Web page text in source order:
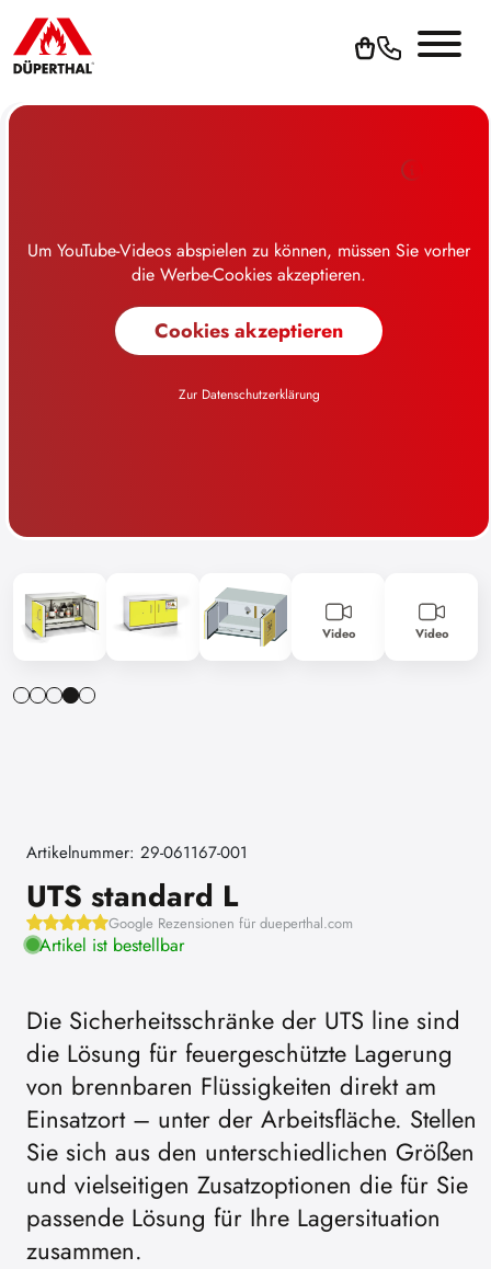
Video Video
Artikelnummer: 29-061167-001
UTS standard L
Google Rezensionen für dueperthal.com
Artikel ist bestellbar
Die Sicherheitsschränke der UTS line sind
die Lösung für feuergeschützte Lagerung
von brennbaren Flüssigkeiten direkt am
Einsatzort – unter der Arbeitsfläche. Stellen
Sie sich aus den unterschiedlichen Größen
und vielseitigen Zusatzoptionen die für Sie
passende Lösung für Ihre Lagersituation
zusammen.